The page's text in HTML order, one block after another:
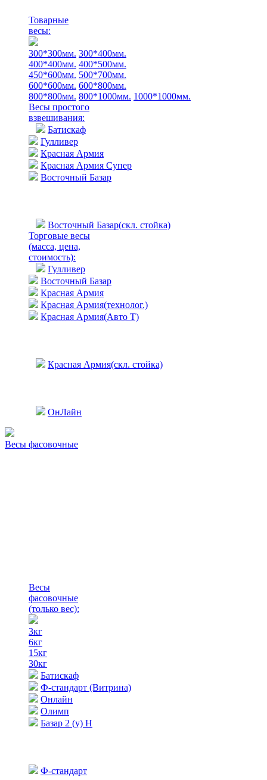
Товарные
весы:
300*300мм. 300*400мм.
400*400мм. 400*500мм.
450*600мм. 500*700мм.
600*600мм. 600*800мм.
800*800мм. 800*1000мм. 1000*1000мм.
Весы простого
взвешивания:
Батискаф
Гулливер
Красная Армия
Красная Армия Супер
Восточный Базар
Восточный Базар(скл. стойка)
Торговые весы
(масса, цена,
стоимость):
Гулливер
Восточный Базар
Красная Армия
Красная Армия(технолог.)
Красная Армия(Авто Т)
Красная Армия(скл. стойка)
ОнЛайн
Весы фасовочные
Весы
фасовочные
(только вес):
3кг
6кг
15кг
30кг
Батискаф
Ф-стандарт (Витрина)
Онлайн
Олимп
Базар 2 (у) Н
Ф-стандарт